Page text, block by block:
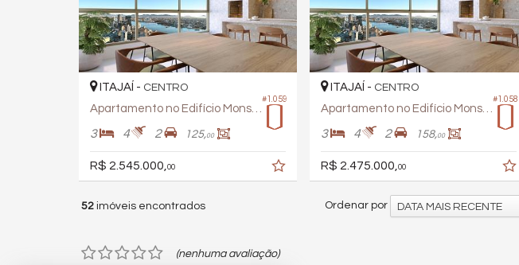
#1.059
ITAJAÍ - CENTRO
Apartamento no Edifício Monserrato
3 4 2 125,00
R$ 2.545.000,00
#1.058
ITAJAÍ - CENTRO
Apartamento no Edifício Monserrato
3 4 2 158,00
R$ 2.475.000,00
52 imóveis encontrados Ordenar por DATA MAIS RECENTE
(nenhuma avaliação)